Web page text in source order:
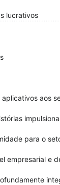
lucrativos
aos
para o
empresarial e